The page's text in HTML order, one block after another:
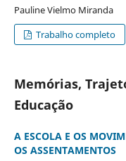
Pauline Vielmo Miranda
Trabalho completo
Memórias,
Educação
A ESCOLA E OS
OS ASSENTAMENTOS